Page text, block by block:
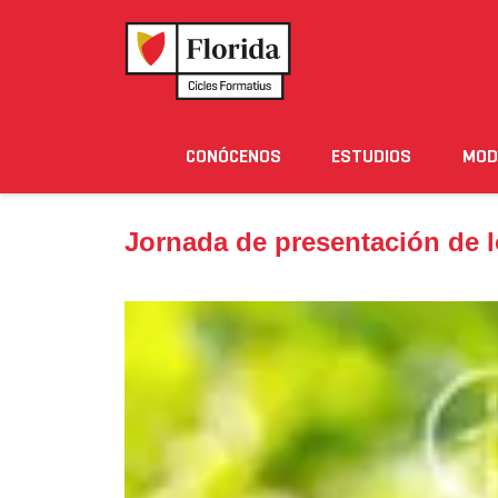
Noticias Eventos Blog Solicita
CONÓCENOS ESTUDIOS
Jornada de presentación de